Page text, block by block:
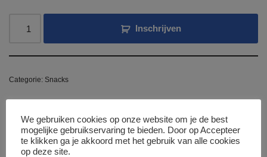
Inschrijven
Categorie: Snacks
Gerelateerde producten
We gebruiken cookies op onze website om je de best
mogelijke gebruikservaring te bieden. Door op Accepteer
te klikken ga je akkoord met het gebruik van alle cookies
op deze site.